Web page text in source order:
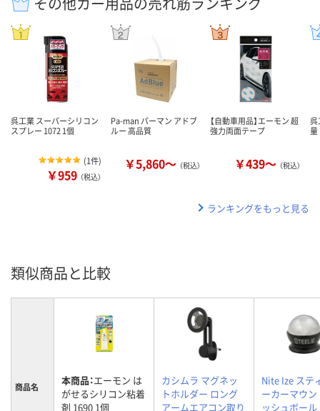
呉工業 スーパーシリコン
スプレー 1072 1個
(1件)
￥959 （税込）
Pa-man パーマン アドブ
ルー 高品質
￥5,860～ （税込）
【自動車用品】エーモン 超
強力両面テープ
￥439～ （税込）
呉
量
ランキングをもっと見る
類似商品と比較
商品名 本商品：エーモン は
がせるシリコン粘着
剤 1690 1個
カシムラ マグネッ
トホルダー ロング
アームエアコン取り
Nite Ize ステ
ーカーマウ
ッシュボール